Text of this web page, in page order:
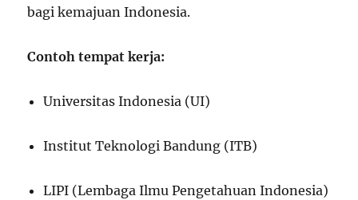
bagi kemajuan Indonesia.
Contoh tempat kerja:
Universitas Indonesia (UI)
Institut Teknologi Bandung (ITB)
LIPI (Lembaga Ilmu Pengetahuan Indonesia)